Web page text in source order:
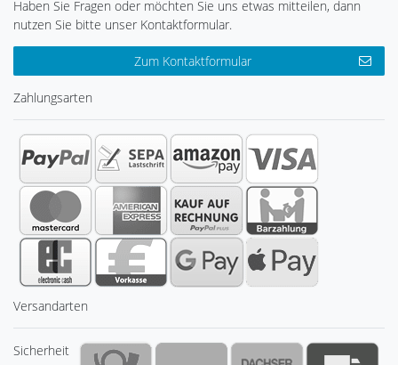
Haben Sie Fragen oder möchten Sie uns etwas mitteilen, dann
nutzen Sie bitte unser Kontaktformular.
Zum Kontaktformular
Zahlungsarten
Versandarten
Sicherheit